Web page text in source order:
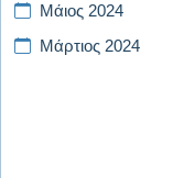
Μάιος 2024
Μάρτιος 2024